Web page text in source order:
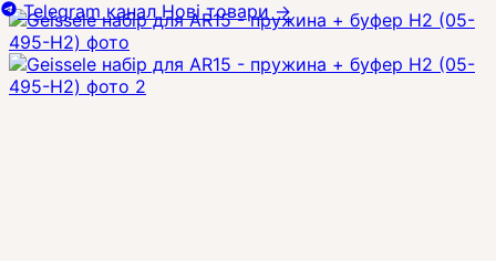
Telegram канал Нові товари→